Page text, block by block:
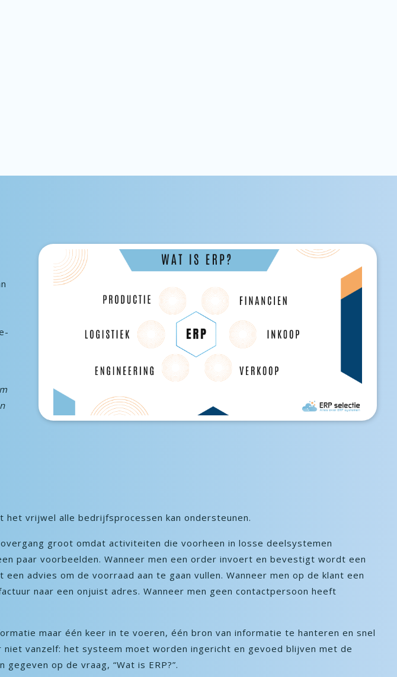
het vrijwel alle bedrijfsprocessen kan ondersteunen.
groot omdat activiteiten die voorheen in losse deelsystemen
paar voorbeelden. Wanneer men een order invoert en bevestigt wordt een
advies om de voorraad aan te gaan vullen. Wanneer men op de klant een
naar een onjuist adres. Wanneer men geen contactpersoon heeft
maar één keer in te voeren, één bron van informatie te hanteren en snel
vanzelf: het systeem moet worden ingericht en gevoed blijven met de
op de vraag, “Wat is ERP?”.